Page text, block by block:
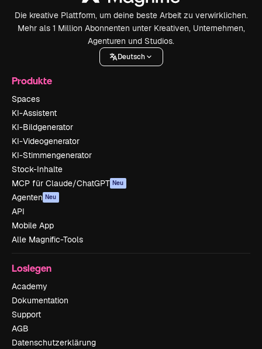
Die kreative Plattform, um deine beste Arbeit zu verwirklichen.
Mehr als 1 Million Abonnenten unter Kreativen, Unternehmen,
Agenturen und Studios.
Deutsch
Produkte
Spaces
KI-Assistent
KI-Bildgenerator
KI-Videogenerator
KI-Stimmengenerator
Stock-Inhalte
MCP für Claude/ChatGPT Neu
Agenten Neu
API
Mobile App
Alle Magnific-Tools
Loslegen
Academy
Dokumentation
Support
AGB
Datenschutzerklärung